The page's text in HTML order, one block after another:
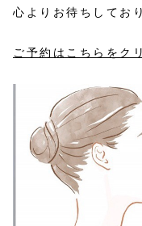
心よりお待ちしてお
ご予約はこちらをク